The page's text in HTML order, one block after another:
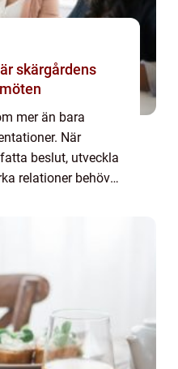
mer än bara
När
beslut, utveckla
relationer behöver
söker sig ...